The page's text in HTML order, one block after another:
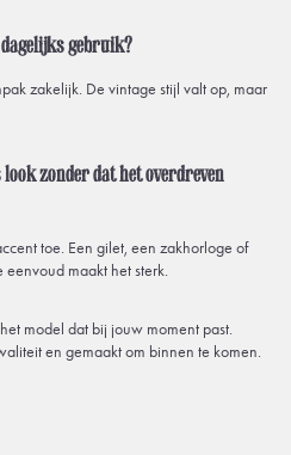
gebruik?
zakelijk. De vintage stijl valt op, maar
zonder dat het overdreven
toe. Een gilet, een zakhorloge of
eenvoud maakt het sterk.
model dat bij jouw moment past.
en gemaakt om binnen te komen.